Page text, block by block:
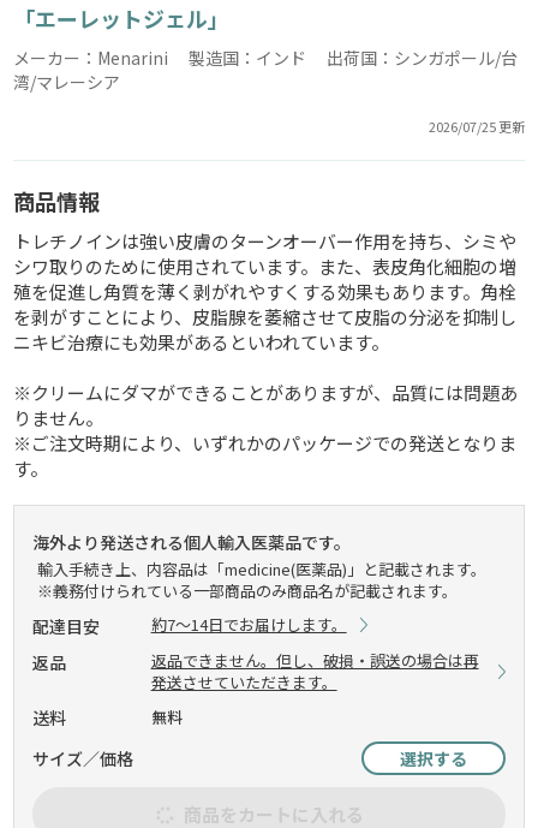
「エーレットジェル」
メーカー：Menarini 製造国：インド 出荷国：シンガポール/台
湾/マレーシア
2026/07/25 更新
商品情報
トレチノインは強い皮膚のターンオーバー作用を持ち、シミや
シワ取りのために使用されています。また、表皮角化細胞の増
殖を促進し角質を薄く剥がれやすくする効果もあります。角栓
を剥がすことにより、皮脂腺を萎縮させて皮脂の分泌を抑制し
ニキビ治療にも効果があるといわれています。
※クリームにダマができることがありますが、品質には問題あ
りません。
※ご注文時期により、いずれかのパッケージでの発送となりま
す。
海外より発送される個人輸入医薬品です。
輸入手続き上、内容品は「medicine(医薬品)」と記載されます。
※義務付けられている一部商品のみ商品名が記載されます。
配達目安 約7～14日でお届けします。
返品
返品できません。但し、破損・誤送の場合は再
発送させていただきます。
送料 無料
サイズ／価格 選択する
商品をカートに入れる